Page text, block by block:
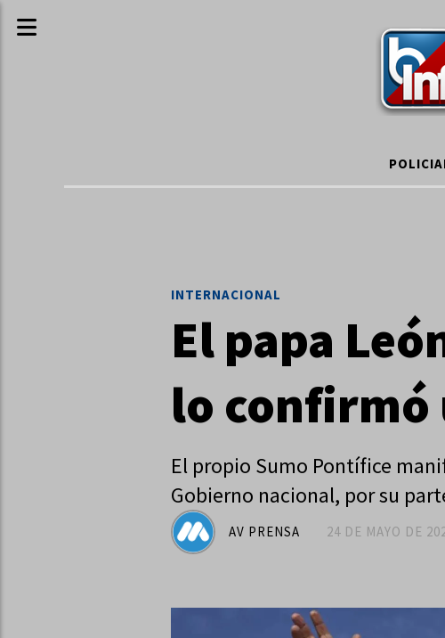
El papa
lo confirmó
El propio Sumo Pontífice
Gobierno nacional, por su
INTERNACIONAL
24 DE MAYO DE
AV PRENSA